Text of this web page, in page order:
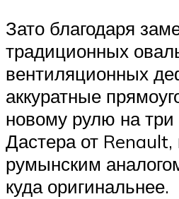
Зато благодаря
традиционных
вентиляционных
аккуратные
новому рулю на
Дастера от Renault,
румынским
куда оригинальнее.